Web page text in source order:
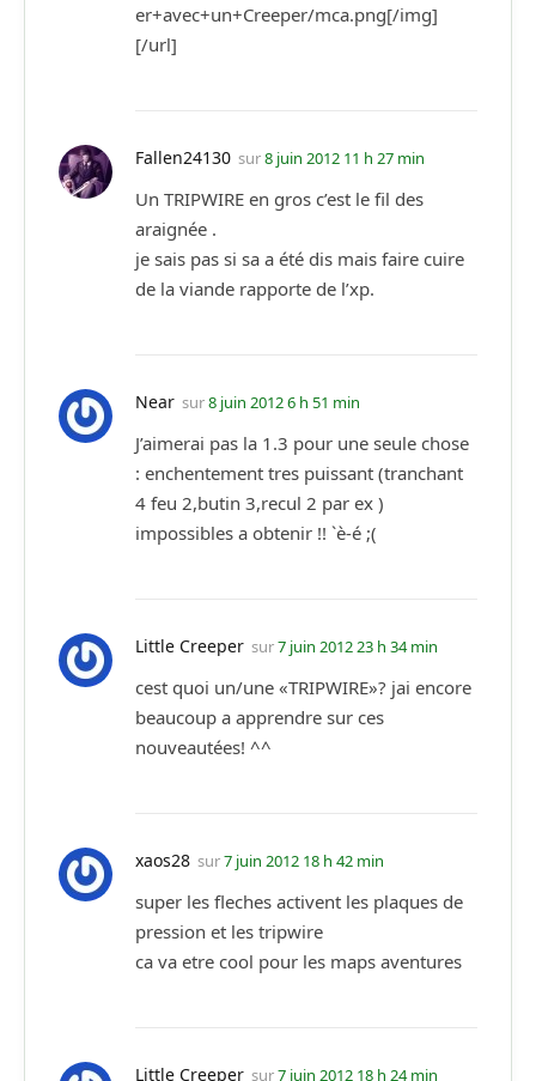
er+avec+un+Creeper/mca.png[/img]
[/url]
Fallen24130 sur8 juin 2012 11 h 27 min
Un TRIPWIRE en gros c’est le fil des
araignée .
je sais pas si sa a été dis mais faire cuire
de la viande rapporte de l’xp.
Near sur8 juin 2012 6 h 51 min
J’aimerai pas la 1.3 pour une seule chose
: enchentement tres puissant (tranchant
4 feu 2,butin 3,recul 2 par ex )
impossibles a obtenir !! `è-é ;(
Little Creeper sur7 juin 2012 23 h 34 min
cest quoi un/une «TRIPWIRE»? jai encore
beaucoup a apprendre sur ces
nouveautées! ^^
xaos28 sur7 juin 2012 18 h 42 min
super les fleches activent les plaques de
pression et les tripwire
ca va etre cool pour les maps aventures
Little Creeper sur7 juin 2012 18 h 24 min